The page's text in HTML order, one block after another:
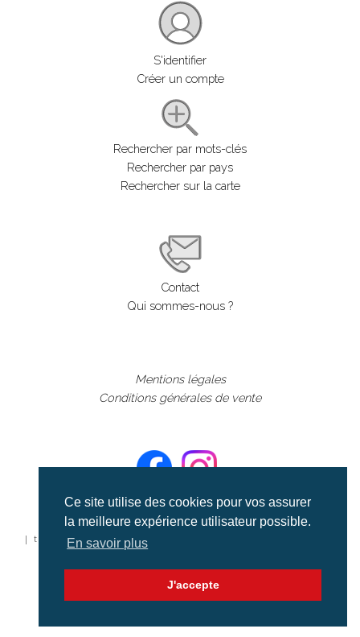
Ce site utilise des cookies pour vos assurer
la meilleure expérience utilisateur possible.
En savoir plus
J'accepte
S'identifier
Créer un compte
Rechercher par mots-clés
Rechercher par pays
Rechercher sur la carte
Contact
Qui sommes-nous ?
Mentions légales
Conditions générales de vente
©aerialcollection marque déposée 2024
| tous droits réservés | aerialcollection.fr banque d'images
aériennes et documentaires video et cinéma |